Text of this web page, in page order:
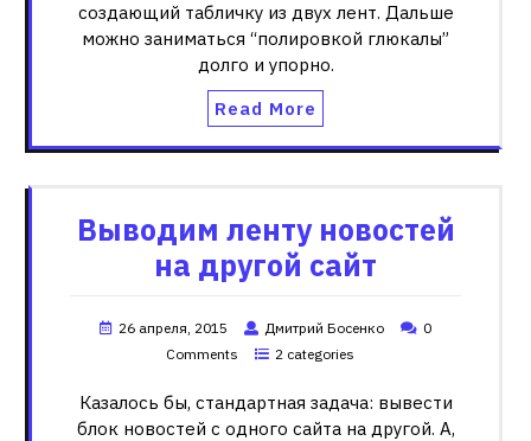
создающий табличку из двух лент. Дальше
можно заниматься “полировкой глюкалы”
долго и упорно.
Read More
Выводим ленту новостей
на другой сайт
26 апреля, 2015 Дмитрий Босенко
0
Comments
2 categories
Казалось бы, стандартная задача: вывести
блок новостей с одного сайта на другой. А,